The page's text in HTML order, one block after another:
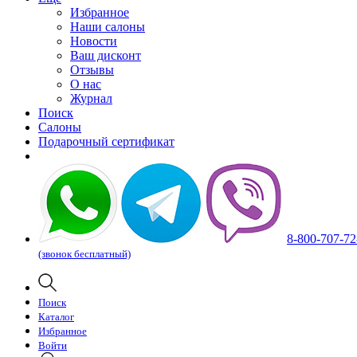
Избранное
Наши салоны
Новости
Ваш дисконт
Отзывы
О нас
Журнал
Поиск
Салоны
Подарочный сертификат
8-800-707-
(звонок бесплатный)
Поиск
Каталог
Избранное
Войти